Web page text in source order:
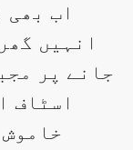
اب
انہیں
جانے پر
اسٹاف